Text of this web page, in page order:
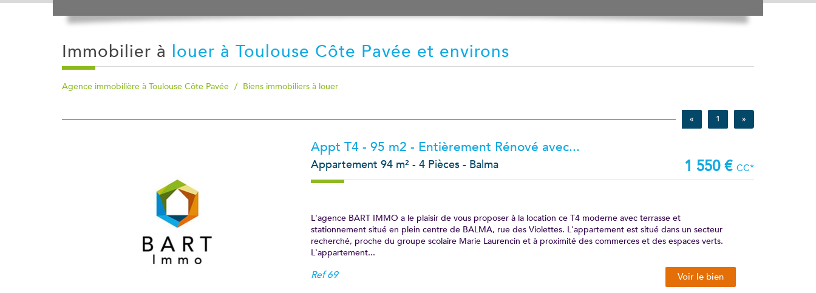
Immobilier à louer à Toulouse Côte Pavée et environs
Agence immobilière à Toulouse Côte Pavée Biens immobiliers à louer
« 1 »
Appt T4 - 95 m2 - Entièrement Rénové avec...
Appartement 94 m² - 4 Pièces - Balma 1 550 € CC*
L'agence BART IMMO a le plaisir de vous proposer à la location ce T4 moderne avec terrasse et
stationnement situé en plein centre de BALMA, rue des Violettes. L'appartement est situé dans un secteur
recherché, proche du groupe scolaire Marie Laurencin et à proximité des commerces et des espaces verts.
L'appartement...
Ref69 Voir le bien